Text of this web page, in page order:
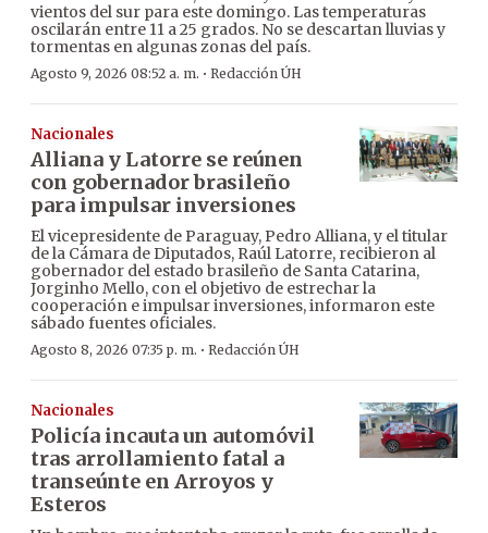
vientos del sur para este domingo. Las temperaturas
oscilarán entre 11 a 25 grados. No se descartan lluvias y
tormentas en algunas zonas del país.
Agosto 9, 2026 08:52 a. m. · Redacción ÚH
Nacionales
Alliana y Latorre se reúnen
con gobernador brasileño
para impulsar inversiones
El vicepresidente de Paraguay, Pedro Alliana, y el titular
de la Cámara de Diputados, Raúl Latorre, recibieron al
gobernador del estado brasileño de Santa Catarina,
Jorginho Mello, con el objetivo de estrechar la
cooperación e impulsar inversiones, informaron este
sábado fuentes oficiales.
Agosto 8, 2026 07:35 p. m. · Redacción ÚH
Nacionales
Policía incauta un automóvil
tras arrollamiento fatal a
transeúnte en Arroyos y
Esteros